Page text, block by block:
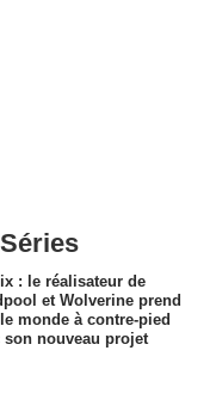
: le réalisateur de
et Wolverine prend
monde à contre-pied
son nouveau projet